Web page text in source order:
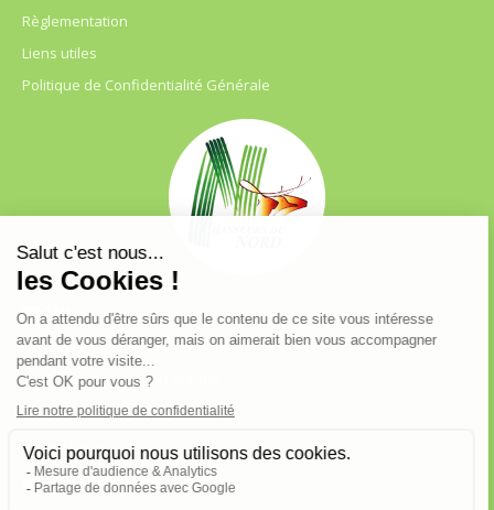
Règlementation
Liens utiles
Politique de Confidentialité Générale
FDC 59
680 B RUE DE LA GRISE CHEMISE
DREVE NOTRE DAME D’AMOUR
59230 ST AMAND LES EAUX
03.20.41.45.63
webfdc59@chasse59.net